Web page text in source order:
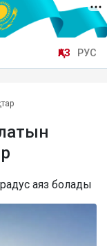
ҚАЗ РУС
аяз болады